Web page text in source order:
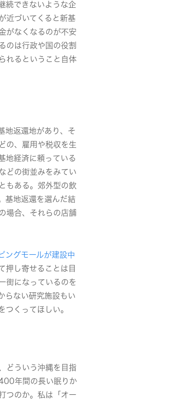
続できないような企
近づいてくると新基
がなくなるのが不安
のは行政や国の役割
れるということ自体
地返還地があり、そ
の、雇用や税収を生
地経済に頼っている
どの街並みをみてい
もある。郊外型の飲
基地返還を選んだ結
場合、それらの店舗
ングモールが建設中
押し寄せることは目
街になっているのを
らない研究施設もい
つくってほしい。
どういう沖縄を目指
年間の長い眠りか
つのか。私は「オー